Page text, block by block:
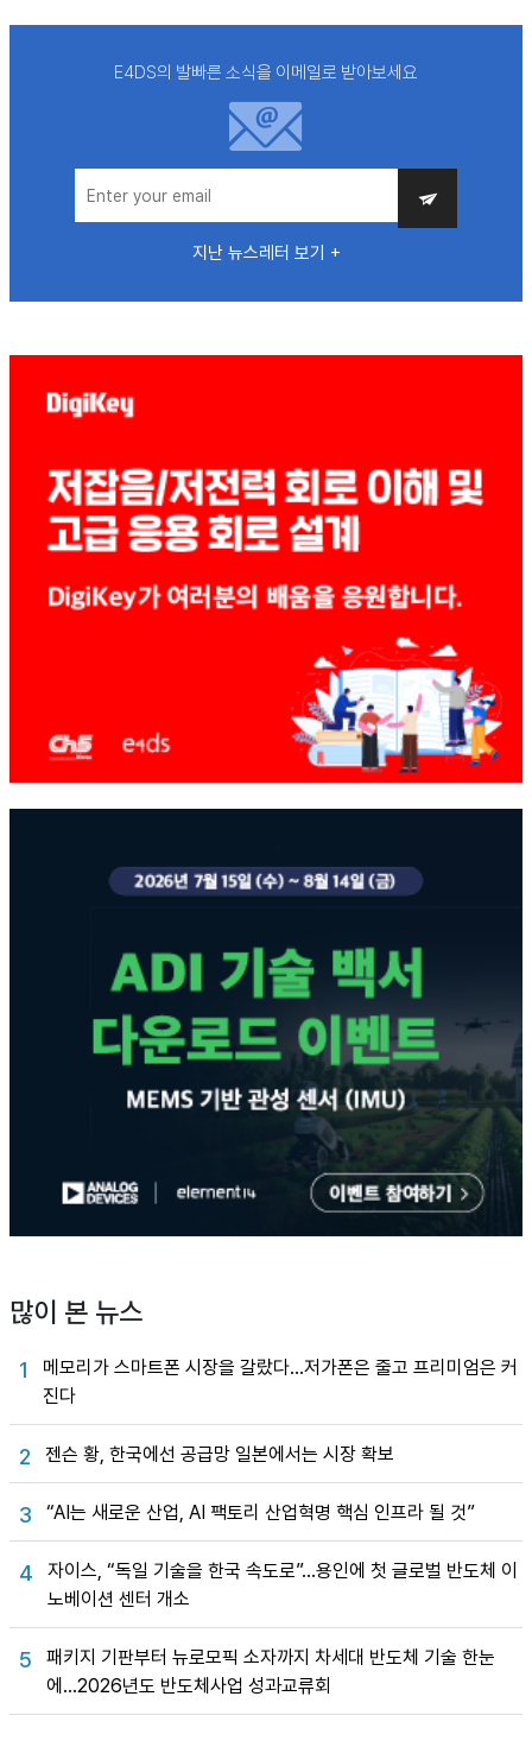
E4DS의 발빠른 소식을 이메일로 받아보세요
지난 뉴스레터 보기 +
많이 본 뉴스
1
메모리가 스마트폰 시장을 갈랐다…저가폰은 줄고 프리미엄은 커
진다
2 젠슨 황, 한국에선 공급망 일본에서는 시장 확보
3 “AI는 새로운 산업, AI 팩토리 산업혁명 핵심 인프라 될 것”
4
자이스, “독일 기술을 한국 속도로”…용인에 첫 글로벌 반도체 이
노베이션 센터 개소
5
패키지 기판부터 뉴로모픽 소자까지 차세대 반도체 기술 한눈
에…2026년도 반도체사업 성과교류회